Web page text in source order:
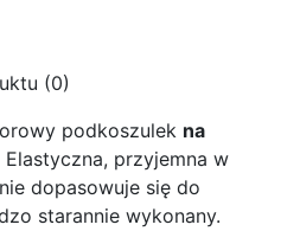
(0)
podkoszulek na
Elastyczna, przyjemna w
dopasowuje się do
starannie wykonany.